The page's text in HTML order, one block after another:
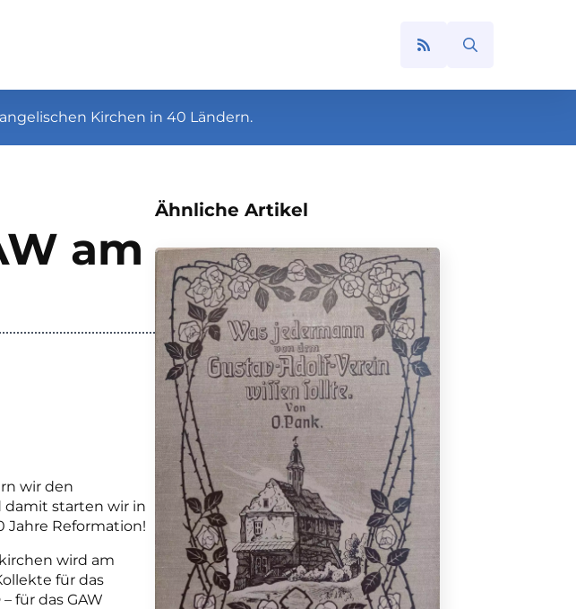
Kirchen in 40 Ländern.
am
wir den
damit starten wir in
Jahre Reformation!
wird am
für das
für das GAW
Ähnliche Artikel